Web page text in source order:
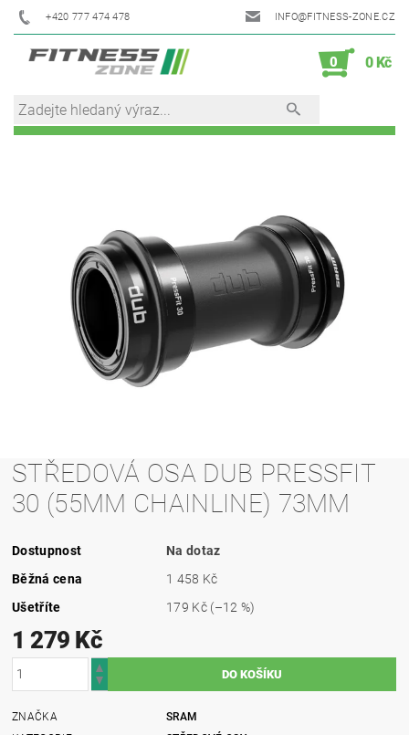
+420 777 474 478 INFO@FITNESS-ZONE.CZ
0 0 Kč
STŘEDOVÁ OSA DUB PRESSFIT
30 (55MM CHAINLINE) 73MM
Dostupnost
Na dotaz
Běžná cena
1 458 Kč
Ušetříte
179 Kč (–12 %)
1 279 Kč
ZNAČKA
SRAM